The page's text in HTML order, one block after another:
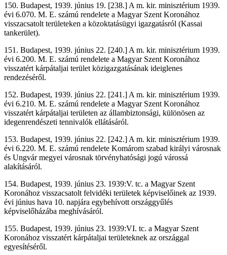
150. Budapest, 1939. június 19. [238.] A m. kir. minisztérium 1939.
évi 6.070. M. E. számú rendelete a Magyar Szent Koronához
visszacsatolt területeken a közoktatásügyi igazgatásról (Kassai
tankerület).
151. Budapest, 1939. június 22. [240.] A m. kir. minisztérium 1939.
évi 6.200. M. E. számú rendelete a Magyar Szent Koronához
visszatért kárpátaljai terület közigazgatásának ideiglenes
rendezéséről.
152. Budapest, 1939. június 22. [241.] A m. kir. minisztérium 1939.
évi 6.210. M. E. számú rendelete a Magyar Szent Koronához
visszatért kárpátaljai területen az állambiztonsági, különösen az
idegenrendészeti tennivalók ellátásáról.
153. Budapest, 1939. június 22. [242.] A m. kir. minisztérium 1939.
évi 6.220. M. E. számú rendelete Komárom szabad királyi városnak
és Ungvár megyei városnak törvényhatósági jogú várossá
alakításáról.
154. Budapest, 1939. június 23. 1939:V. tc. a Magyar Szent
Koronához visszacsatolt felvidéki területek képviselőinek az 1939.
évi június hava 10. napjára egybehívott országgyűlés
képviselőházába meghívásáról.
155. Budapest, 1939. június 23. 1939:VI. tc. a Magyar Szent
Koronához visszatért kárpátaljai területeknek az országgal
egyesítéséről.